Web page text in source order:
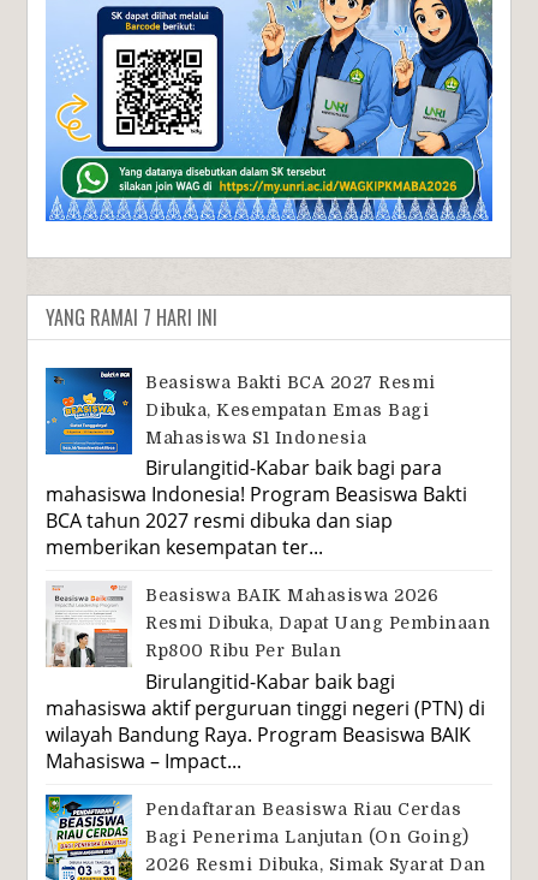
YANG RAMAI 7 HARI INI
Beasiswa Bakti BCA 2027 Resmi
Dibuka, Kesempatan Emas Bagi
Mahasiswa S1 Indonesia
Birulangitid-Kabar baik bagi para
mahasiswa Indonesia! Program Beasiswa Bakti
BCA tahun 2027 resmi dibuka dan siap
memberikan kesempatan ter...
Beasiswa BAIK Mahasiswa 2026
Resmi Dibuka, Dapat Uang Pembinaan
Rp800 Ribu Per Bulan
Birulangitid-Kabar baik bagi
mahasiswa aktif perguruan tinggi negeri (PTN) di
wilayah Bandung Raya. Program Beasiswa BAIK
Mahasiswa – Impact...
Pendaftaran Beasiswa Riau Cerdas
Bagi Penerima Lanjutan (On Going)
2026 Resmi Dibuka, Simak Syarat Dan